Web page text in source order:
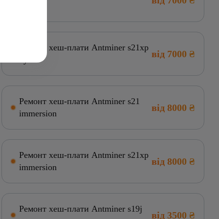
Ремонт хеш-плати Antminer s21xp
hydro
від 7000 ₴
Ремонт хеш-плати Antminer s21
immersion
від 8000 ₴
Ремонт хеш-плати Antminer s21xp
immersion
від 8000 ₴
Ремонт хеш-плати Antminer s19j
від 3500 ₴